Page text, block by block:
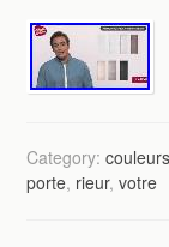
Category:couleurs
porte, rieur,votre